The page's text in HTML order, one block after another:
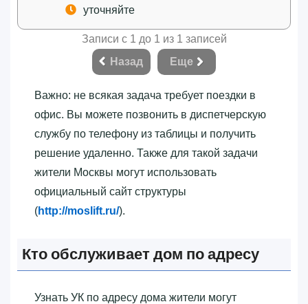
уточняйте
Записи с 1 до 1 из 1 записей
Назад
Еще
Важно: не всякая задача требует поездки в
офис. Вы можете позвонить в диспетчерскую
службу по телефону из таблицы и получить
решение удаленно. Также для такой задачи
жители Москвы могут использовать
официальный сайт структуры
(http://moslift.ru/).
Кто обслуживает дом по адресу
Узнать УК по адресу дома жители могут